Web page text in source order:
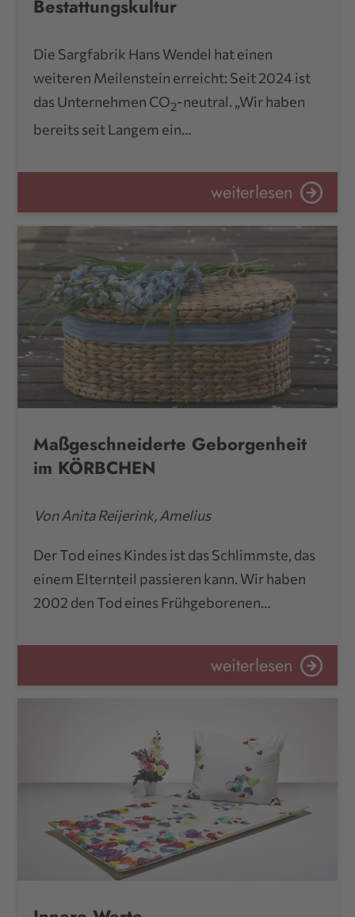
Bestattungskultur
Die Sargfabrik Hans Wendel hat einen
weiteren Meilenstein erreicht: Seit 2024 ist
das Unternehmen CO2-neutral. „Wir haben
bereits seit Langem ein…
weiterlesen
Maßgeschneiderte Geborgenheit
im KÖRBCHEN
Von Anita Reijerink, Amelius
Der Tod eines Kindes ist das Schlimmste, das
einem Elternteil passieren kann. Wir haben
2002 den Tod eines Frühgeborenen…
weiterlesen